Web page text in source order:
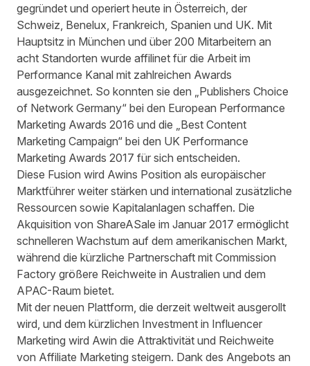
gegründet und operiert heute in Österreich, der
Schweiz, Benelux, Frankreich, Spanien und UK. Mit
Hauptsitz in München und über 200 Mitarbeitern an
acht Standorten wurde affilinet für die Arbeit im
Performance Kanal mit zahlreichen Awards
ausgezeichnet. So konnten sie den „Publishers Choice
of Network Germany“ bei den European Performance
Marketing Awards 2016 und die „Best Content
Marketing Campaign“ bei den UK Performance
Marketing Awards 2017 für sich entscheiden.
Diese Fusion wird Awins Position als europäischer
Marktführer weiter stärken und international zusätzliche
Ressourcen sowie Kapitalanlagen schaffen. Die
Akquisition von ShareASale im Januar 2017 ermöglicht
schnelleren Wachstum auf dem amerikanischen Markt,
während die kürzliche Partnerschaft mit Commission
Factory größere Reichweite in Australien und dem
APAC-Raum bietet.
Mit der neuen Plattform, die derzeit weltweit ausgerollt
wird, und dem kürzlichen Investment in Influencer
Marketing wird Awin die Attraktivität und Reichweite
von Affiliate Marketing steigern. Dank des Angebots an